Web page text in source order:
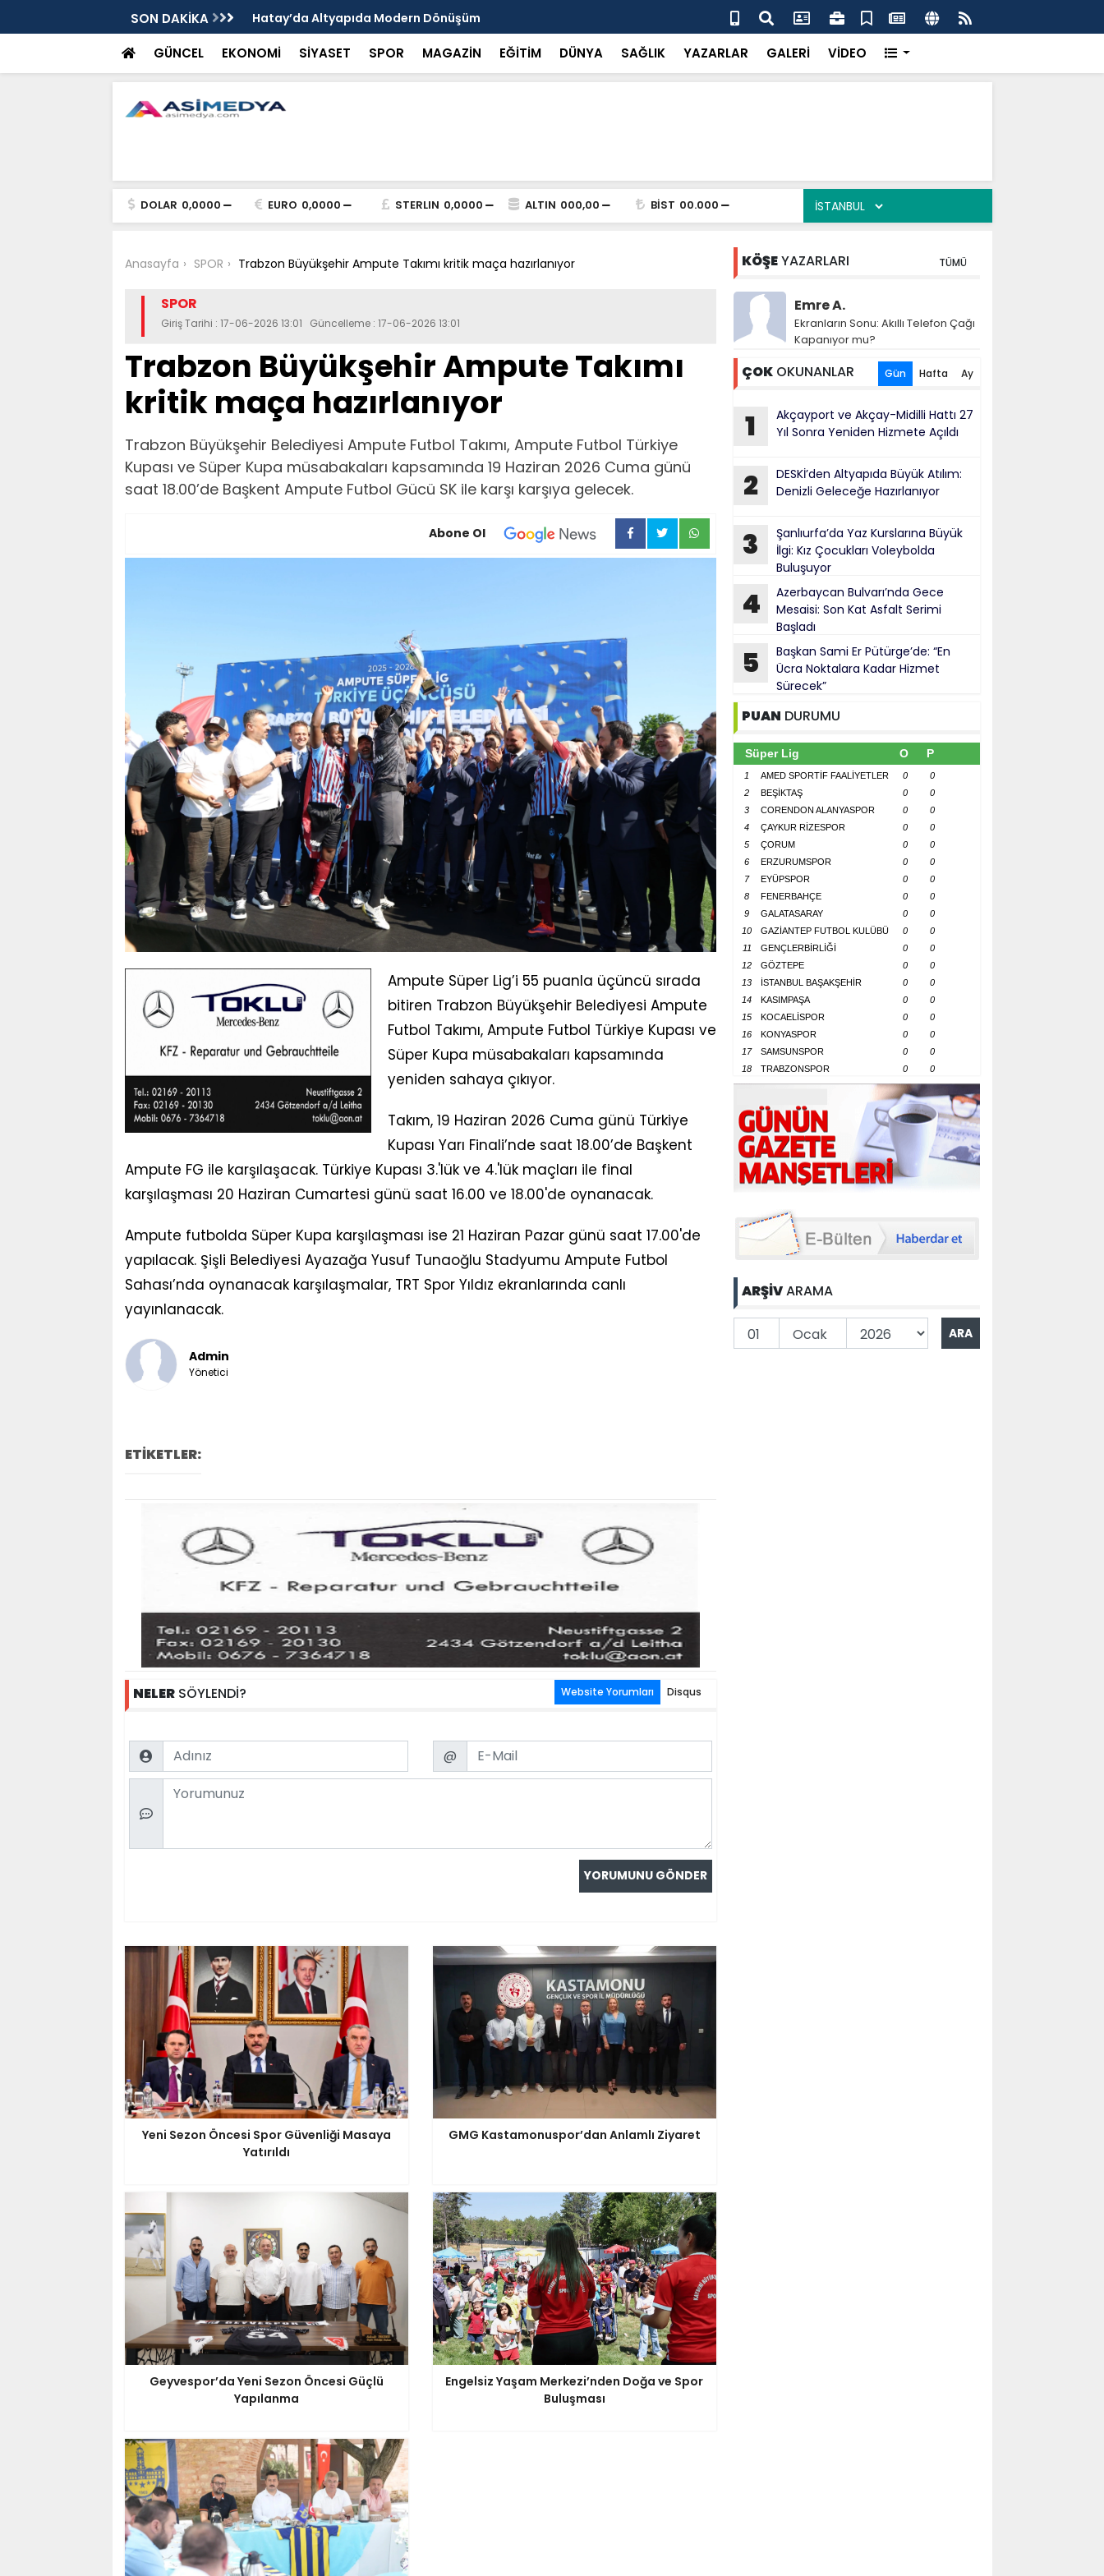
SON DAKİKA
Dönüşümde Kritik Aşama Hatay’da Altyapıda Modern Dönüşüm Başkan Tutdere Sahada Çalışmaları İnceledi
GÜNCEL EKONOMİ SİYASET SPOR MAGAZİN EĞİTİM DÜNYA SAĞLIK YAZARLAR GALERİ VİDEO
DOLAR 0,0000 EURO 0,0000 STERLIN 0,0000 ALTIN 000,00 BİST 00.000
Anasayfa SPOR Trabzon Büyükşehir Ampute Takımı kritik maça hazırlanıyor
SPOR
Giriş Tarihi : 17-06-2026 13:01 Güncelleme : 17-06-2026 13:01
Trabzon Büyükşehir Ampute Takımı
kritik maça hazırlanıyor
Trabzon Büyükşehir Belediyesi Ampute Futbol Takımı, Ampute Futbol Türkiye
Kupası ve Süper Kupa müsabakaları kapsamında 19 Haziran 2026 Cuma günü
saat 18.00’de Başkent Ampute Futbol Gücü SK ile karşı karşıya gelecek.
Abone Ol
Ampute Süper Lig’i 55 puanla üçüncü sırada
bitiren Trabzon Büyükşehir Belediyesi Ampute
Futbol Takımı, Ampute Futbol Türkiye Kupası ve
Süper Kupa müsabakaları kapsamında
yeniden sahaya çıkıyor.
Takım, 19 Haziran 2026 Cuma günü Türkiye
Kupası Yarı Finali’nde saat 18.00’de Başkent
Ampute FG ile karşılaşacak. Türkiye Kupası 3.'lük ve 4.'lük maçları ile final
karşılaşması 20 Haziran Cumartesi günü saat 16.00 ve 18.00'de oynanacak.
Ampute futbolda Süper Kupa karşılaşması ise 21 Haziran Pazar günü saat 17.00'de
yapılacak. Şişli Belediyesi Ayazağa Yusuf Tunaoğlu Stadyumu Ampute Futbol
Sahası’nda oynanacak karşılaşmalar, TRT Spor Yıldız ekranlarında canlı
yayınlanacak.
Admin
Yönetici
ETİKETLER:
NELERSÖYLENDİ? Website Yorumları Disqus
Name Email
@
Comment
Yeni Sezon Öncesi Spor Güvenliği Masaya
Yatırıldı
GMG Kastamonuspor’dan Anlamlı Ziyaret
Geyvespor’da Yeni Sezon Öncesi Güçlü
Yapılanma
Engelsiz Yaşam Merkezi’nden Doğa ve Spor
Buluşması
KÖŞEYAZARLARI TÜMÜ
Emre A.
Ekranların Sonu: Akıllı Telefon Çağı
Kapanıyor mu?
ÇOKOKUNANLAR Gün Hafta Ay
1
Akçayport ve Akçay-Midilli Hattı 27
Yıl Sonra Yeniden Hizmete Açıldı
2
DESKİ’den Altyapıda Büyük Atılım:
Denizli Geleceğe Hazırlanıyor
3
Şanlıurfa’da Yaz Kurslarına Büyük
İlgi: Kız Çocukları Voleybolda
Buluşuyor
4
Azerbaycan Bulvarı’nda Gece
Mesaisi: Son Kat Asfalt Serimi
Başladı
5
Başkan Sami Er Pütürge’de: “En
Ücra Noktalara Kadar Hizmet
Sürecek”
PUAN DURUMU
Süper Lig O P
1 AMED SPORTİF FAALİYETLER 0
0
2
BEŞİKTAŞ 0
0
3
CORENDON ALANYASPOR 0
0
4
ÇAYKUR RİZESPOR 0
0
5
ÇORUM 0
0
6
ERZURUMSPOR 0
0
7
EYÜPSPOR 0
0
8
FENERBAHÇE 0
0
9
GALATASARAY 0
0
10
GAZİANTEP FUTBOL KULÜBÜ 0
0
11
GENÇLERBİRLİĞİ 0
0
12
GÖZTEPE 0
0
13
İSTANBUL BAŞAKŞEHİR 0
0
14
KASIMPAŞA 0
0
15
KOCAELİSPOR 0
0
16
KONYASPOR 0
0
17
SAMSUNSPOR 0
0
18
TRABZONSPOR 0 0
ARŞİVARAMA